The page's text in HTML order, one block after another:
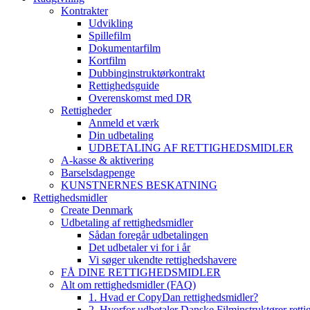
Kontrakter
Udvikling
Spillefilm
Dokumentarfilm
Kortfilm
Dubbinginstruktørkontrakt
Rettighedsguide
Overenskomst med DR
Rettigheder
Anmeld et værk
Din udbetaling
UDBETALING AF RETTIGHEDSMIDLER
A-kasse & aktivering
Barselsdagpenge
KUNSTNERNES BESKATNING
Rettighedsmidler
Create Denmark
Udbetaling af rettighedsmidler
Sådan foregår udbetalingen
Det udbetaler vi for i år
Vi søger ukendte rettighedshavere
FÅ DINE RETTIGHEDSMIDLER
Alt om rettighedsmidler (FAQ)
1. Hvad er CopyDan rettighedsmidler?